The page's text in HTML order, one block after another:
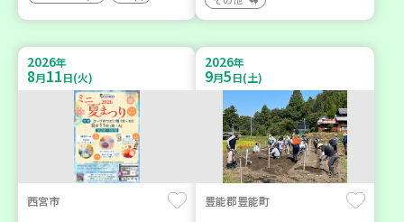
2026年
8月11日(火)
西宮市
2026年
9月5日(土)
豊能郡豊能町